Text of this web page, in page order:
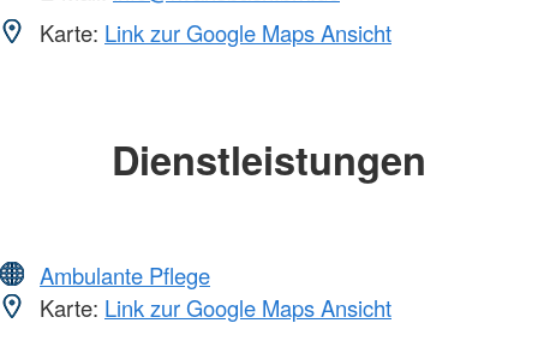
Karte: Link zur Google Maps Ansicht
Dienstleistungen
Ambulante Pflege
Karte: Link zur Google Maps Ansicht